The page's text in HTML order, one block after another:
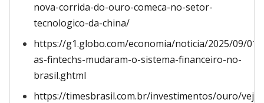
nova-corrida-do-ouro-comeca-no-setor-
tecnologico-da-china/
https://g1.globo.com/economia/noticia/2025/09/01/
as-fintechs-mudaram-o-sistema-financeiro-no-
brasil.ghtml
https://timesbrasil.com.br/investimentos/ouro/veja-